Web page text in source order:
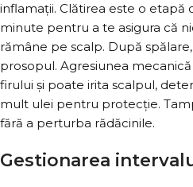
inflamații. Clătirea este o etapă
minute pentru a te asigura că
rămâne pe scalp. După
prosopul. Agresiunea
firului și poate irita scalpul,
mult ulei pentru protecție.
fără a perturba rădăcinile.
Gestionarea